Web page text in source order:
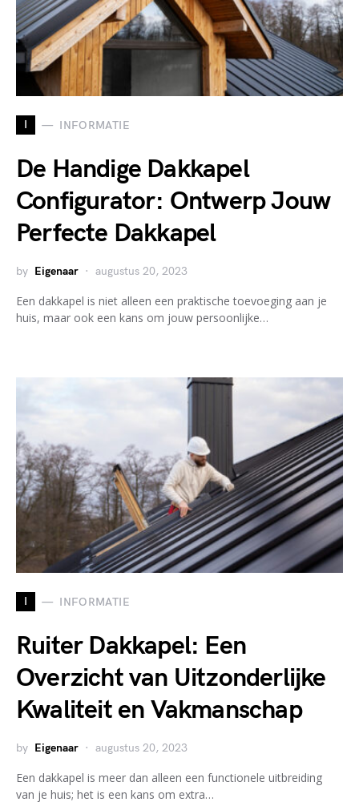
I INFORMATIE
De Handige Dakkapel
Configurator: Ontwerp Jouw
Perfecte Dakkapel
by Eigenaar augustus 20, 2023
Een dakkapel is niet alleen een praktische toevoeging aan je
huis, maar ook een kans om jouw persoonlijke…
I INFORMATIE
Ruiter Dakkapel: Een
Overzicht van Uitzonderlijke
Kwaliteit en Vakmanschap
by Eigenaar augustus 20, 2023
Een dakkapel is meer dan alleen een functionele uitbreiding
van je huis; het is een kans om extra…